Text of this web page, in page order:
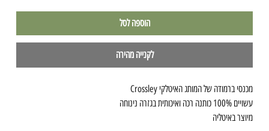
הוספה לסל
לקנייה מהירה
מכנסי ברמודה של המותג האיטלקי Crossley
עשויים 100% כותנה רכה ואיכותית בגזרה נינוחה
מיוצר באיטליה